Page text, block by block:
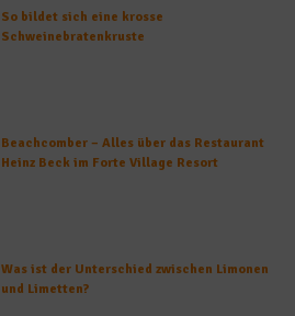
So bildet sich eine krosse
Schweinebratenkruste
Beachcomber – Alles über das Restaurant
Heinz Beck im Forte Village Resort
Was ist der Unterschied zwischen Limonen
und Limetten?